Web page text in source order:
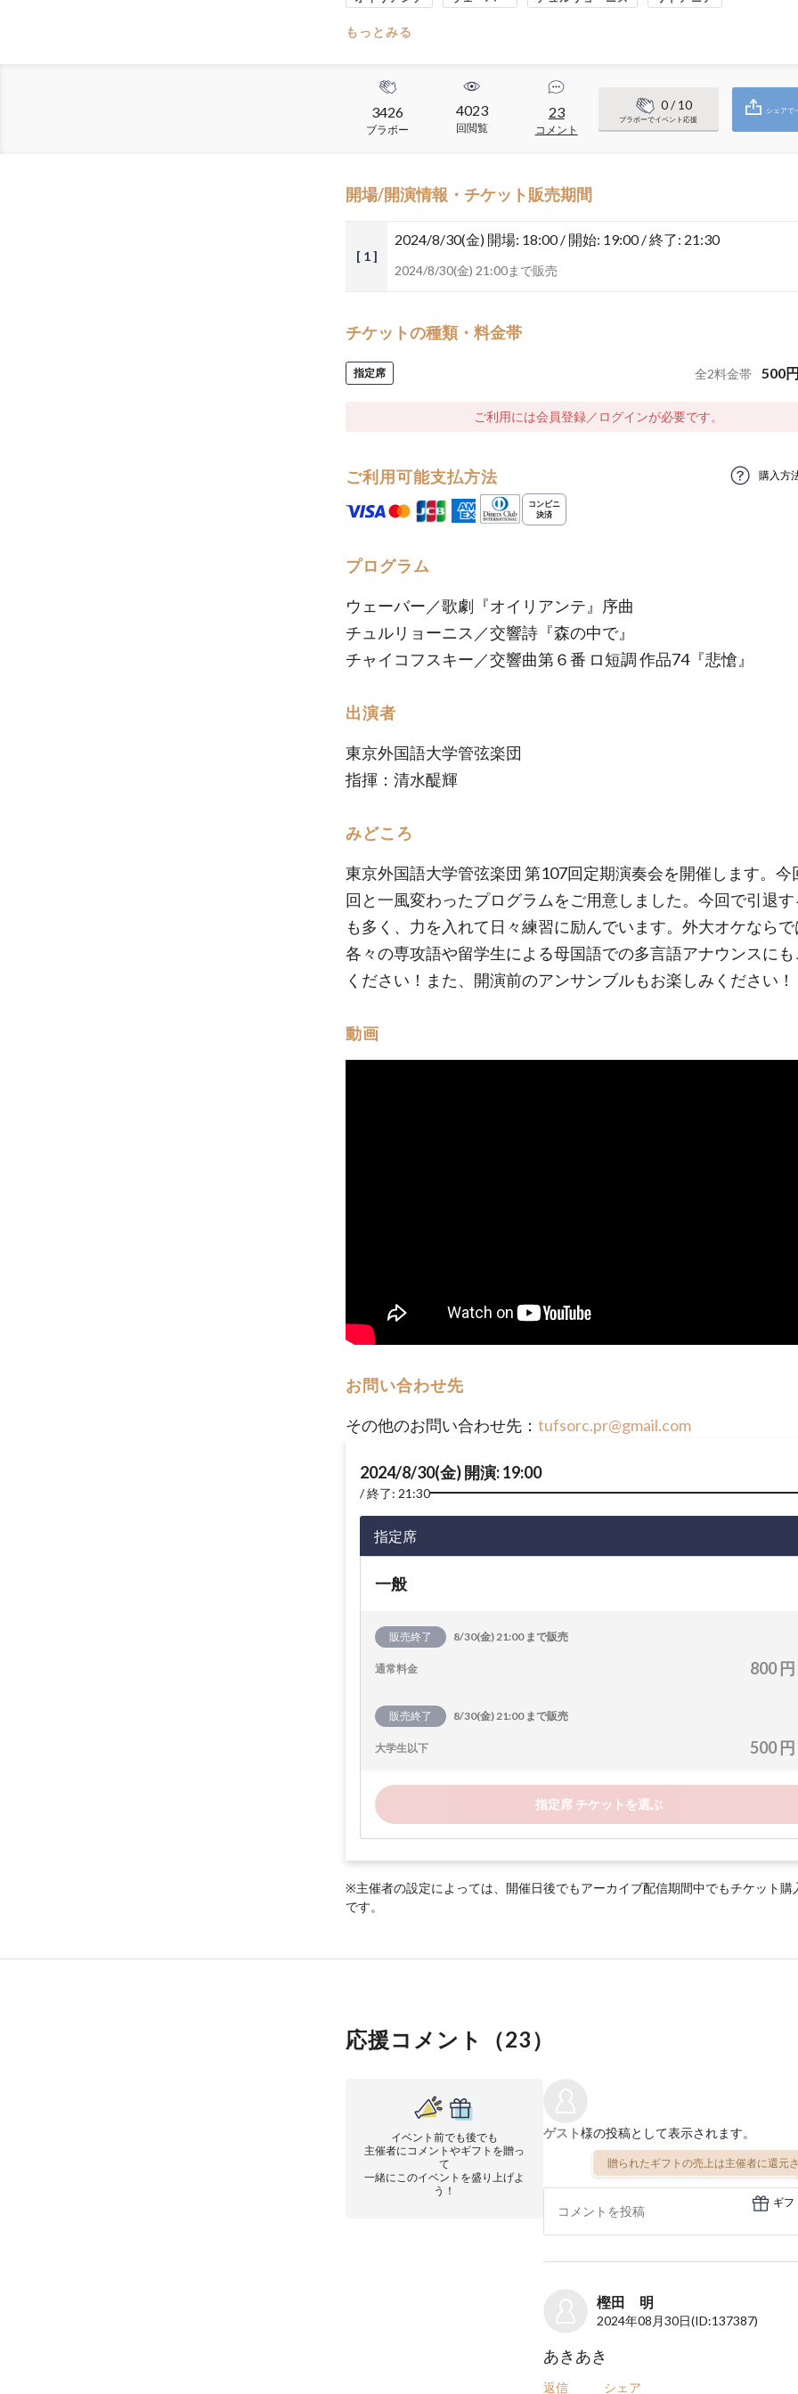
もっとみる
3426
ブラボー
4023
回閲覧
23
コメント
0/ 10
ブラボーでイベント応援
シェアで
開場/開演情報・チケット販売期間
[ 1 ]
2024/8/30(金) 開場: 18:00 / 開始: 19:00 / 終了: 21:30
2024/8/30(金) 21:00まで販売
チケットの種類・料金帯
指定席 全2料金帯 500円
ご利用には会員登録／ログインが必要です。
ご利用可能支払方法 購入方
プログラム
ウェーバー／歌劇『オイリアンテ』序曲
チュルリョーニス／交響詩『森の中で』
チャイコフスキー／交響曲第６番 ロ短調 作品74『悲愴』
出演者
東京外国語大学管弦楽団
指揮：清水醍輝
みどころ
東京外国語大学管弦楽団 第107回定期演奏会を開催します。今
回と一風変わったプログラムをご用意しました。今回で引退す
も多く、力を入れて日々練習に励んでいます。外大オケなら
各々の専攻語や留学生による母国語での多言語アナウンスにも
ください！また、開演前のアンサンブルもお楽しみください！
動画
お問い合わせ先
その他のお問い合わせ先： tufsorc.pr@gmail.com
2024/8/30(金) 開演: 19:00
終了: 21:30
指定席
一般
販売終了 8/30(金) 21:00 まで販売
通常料金 800 円
販売終了 8/30(金) 21:00 まで販売
大学生以下 500 円
指定席 チケットを選ぶ
※主催者の設定によっては、開催日後でもアーカイブ配信期間中でもチケット購
です。
応援コメント（23）
イベント前でも後でも
主催者にコメントやギフトを贈っ
て
一緒にこのイベントを盛り上げよ
う！
ゲスト様の投稿として表示されます。
贈られたギフトの売上は主催者に還元
ギフ
樫田 明
2024年08月30日(ID:137387)
あきあき
返信 シェア